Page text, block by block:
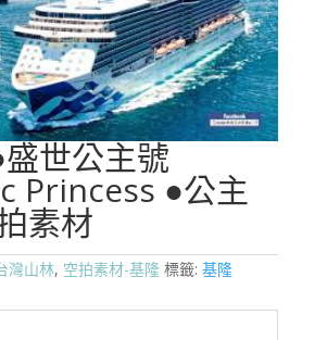
世公主號
Princess ●公主
素材
灣山林, 空拍素材-基隆 標籤: 基隆